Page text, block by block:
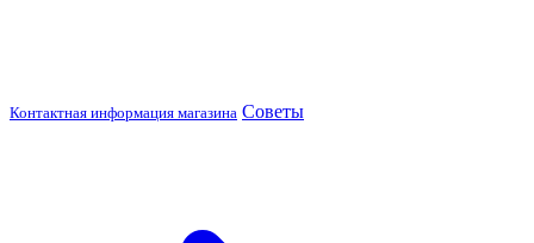
Контактная информация магазина Советы